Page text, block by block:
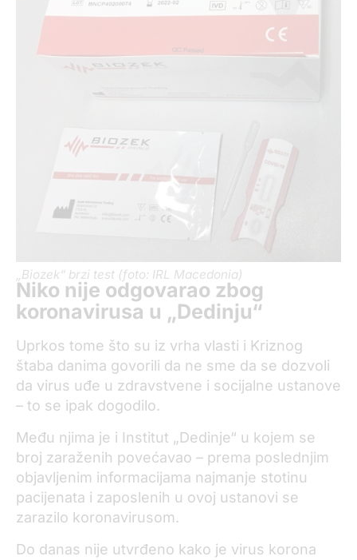
„Biozek“ brzi test (foto: IRL Macedonia)
Niko nije odgovarao zbog
koronavirusa u „Dedinju“
Uprkos tome što su iz vrha vlasti i Kriznog
štaba danima govorili da ne sme da se dozvoli
da virus uđe u zdravstvene i socijalne ustanove
– to se ipak dogodilo.
Među njima je i Institut „Dedinje“ u kojem se
broj zaraženih povećavao – prema poslednjim
objavljenim informacijama najmanje stotinu
pacijenata i zaposlenih u ovoj ustanovi se
zarazilo koronavirusom.
Do danas nije utvrđeno kako je virus korona